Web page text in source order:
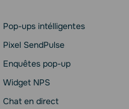
Pop-ups intélligentes
Pixel SendPulse
Enquêtes pop-up
Widget NPS
Chat en direct